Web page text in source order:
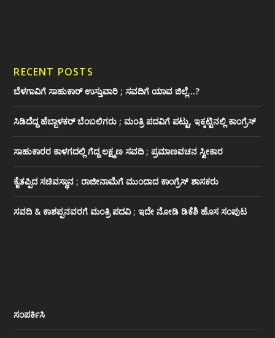
RECENT POSTS
ಬೆಳಗಾವಿಗೆ ಸಾಹುಕಾರ್ ಉಸ್ತುವಾರಿ ; ಸವದಿಗೆ ಯಾವ ಜಿಲ್ಲೆ…?
ಸಿಡಿದೆದ್ದ ಹೆಬ್ಬಾಳಕರ್ ಬೆಂಬಲಿಗರು ; ಮಂತ್ರಿ ಪದವಿಗೆ ‌ಪಟ್ಟು, ಇಕ್ಕಟ್ಟಿನಲ್ಲಿ ಕಾಂಗ್ರೆಸ್
ಸಾಹುಕಾರರ ಕಾಳಗದಲ್ಲಿ ಗೆದ್ದ ಲಕ್ಷ್ಮಣ ಸವದಿ ; ಪ್ರಮಾಣವಚನ ಸ್ವೀಕಾರ
ಕೈತಪ್ಪಿದ ಸಚಿವಸ್ಥಾನ ; ರಾಜೀನಾಮೆಗೆ ಮುಂದಾದ ಕಾಂಗ್ರೆಸ್ ‌ಶಾಸಕರು
ಸವದಿ & ಕಾಶಪ್ಪನವರಗೆ ಮಂತ್ರಿ ಪದವಿ ; ಇದೇ ನೋಡಿ‌ ಡಿಕೆಶಿ ಹೊಸ ಸಂಪುಟ
ಸಂಪರ್ಕಿಸಿ